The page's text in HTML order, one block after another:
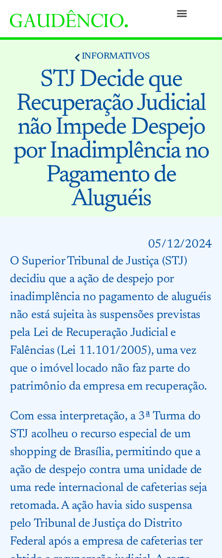
INFORMATIVOS
STJ Decide que
Recuperação Judicial
não Impede Despejo
por Inadimplência no
Pagamento de
Aluguéis
05/12/2024
O Superior Tribunal de Justiça (STJ)
decidiu que a ação de despejo por
inadimplência no pagamento de aluguéis
não está sujeita às suspensões previstas
pela Lei de Recuperação Judicial e
Falências (Lei 11.101/2005), uma vez
que o imóvel locado não faz parte do
patrimônio da empresa em recuperação.
Com essa interpretação, a 3ª Turma do
STJ acolheu o recurso especial de um
shopping de Brasília, permitindo que a
ação de despejo contra uma unidade de
uma rede internacional de cafeterias seja
retomada. A ação havia sido suspensa
pelo Tribunal de Justiça do Distrito
Federal após a empresa de cafeterias ter